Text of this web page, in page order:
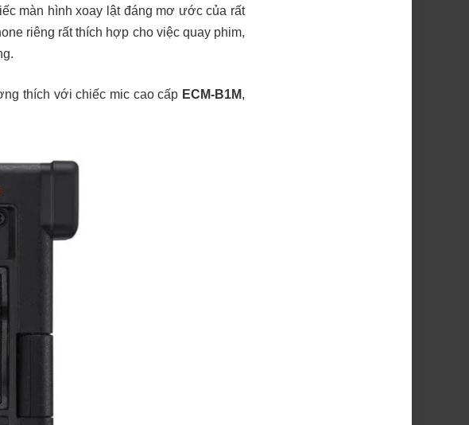
màn hình xoay lật đáng mơ ước của rất
riêng rất thích hợp cho việc quay phim,
thích với chiếc mic cao cấp ECM-B1M,